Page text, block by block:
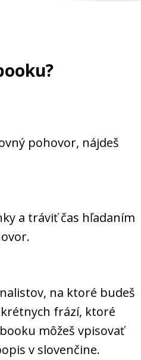
pohovor, nájdeš
a tráviť čas hľadaním
na ktoré budeš
frází, ktoré
môžeš vpisovať
v slovenčine.